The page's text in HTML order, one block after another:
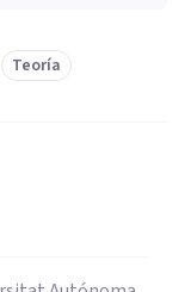
Teoría